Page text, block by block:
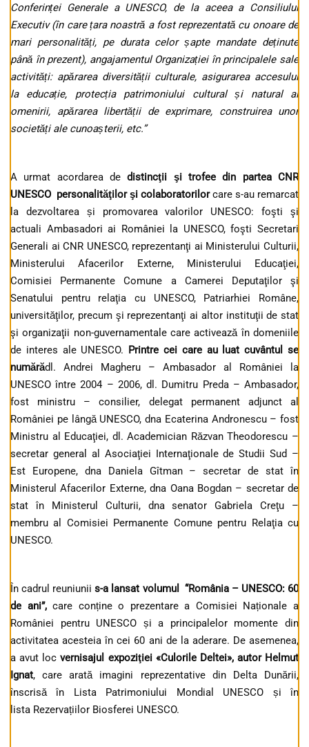
Conferinței Generale a UNESCO, de la aceea a Consiliului
Executiv (în carețara noastră a fost reprezentată cu onoare de
mari personalități, pe durata celorșapte mandate deținute
până în prezent), angajamentul Organizației în principalele sale
activități: apărarea diversității culturale, asigurarea accesului
la educație, protecția patrimoniului culturalși natural al
omenirii, apărarea libertății de exprimare, construirea unor
societăți ale cunoașterii, etc.”
A urmat acordarea dedistincţii şi trofee din partea CNR
UNESCO personalităţilor şi colaboratorilorcare s-au remarcat
la dezvoltarea și promovarea valorilor UNESCO: foşti şi
actuali Ambasadori ai României la UNESCO, foşti Secretari
Generali ai CNR UNESCO, reprezentanţi ai Ministerului Culturii,
Ministerului Afacerilor Externe, Ministerului Educaţiei,
Comisiei Permanente Comune a Camerei Deputaţilor şi
Senatului pentru relaţia cu UNESCO, Patriarhiei Române,
universităţilor, precum şi reprezentanţi ai altor instituţii de stat
şi organizaţii non-guvernamentale care activează în domeniile
de interes ale UNESCO. Printre cei care au luat cuvântul se
numărădl. Andrei Magheru – Ambasador al României la
UNESCO între 2004 – 2006, dl. Dumitru Preda – Ambasador,
fost ministru – consilier, delegat permanent adjunct al
României pe lângă UNESCO, dna Ecaterina Andronescu – fost
Ministru al Educaţiei, dl. Academician Răzvan Theodorescu –
secretar general al Asociaţiei Internaţionale de Studii Sud –
Est Europene, dna Daniela Gîtman – secretar de stat în
Ministerul Afacerilor Externe, dna Oana Bogdan – secretar de
stat în Ministerul Culturii, dna senator Gabriela Creţu –
membru al Comisiei Permanente Comune pentru Relaţia cu
UNESCO.
În cadrul reuniuniis-a lansat volumul “România – UNESCO: 60
de ani”,care conține o prezentare a Comisiei Naționale a
României pentru UNESCO și a principalelor momente din
activitatea acesteia în cei 60 ani de la aderare. De asemenea,
a avut locvernisajul expoziţiei «Culorile Deltei», autor Helmut
Ignat, care arată imagini reprezentative din Delta Dunării,
înscrisă în Lista Patrimoniului Mondial UNESCO și în
lista Rezervațiilor Biosferei UNESCO.